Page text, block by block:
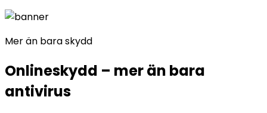
Mer än bara skydd
Onlineskydd – mer än bara
antivirus